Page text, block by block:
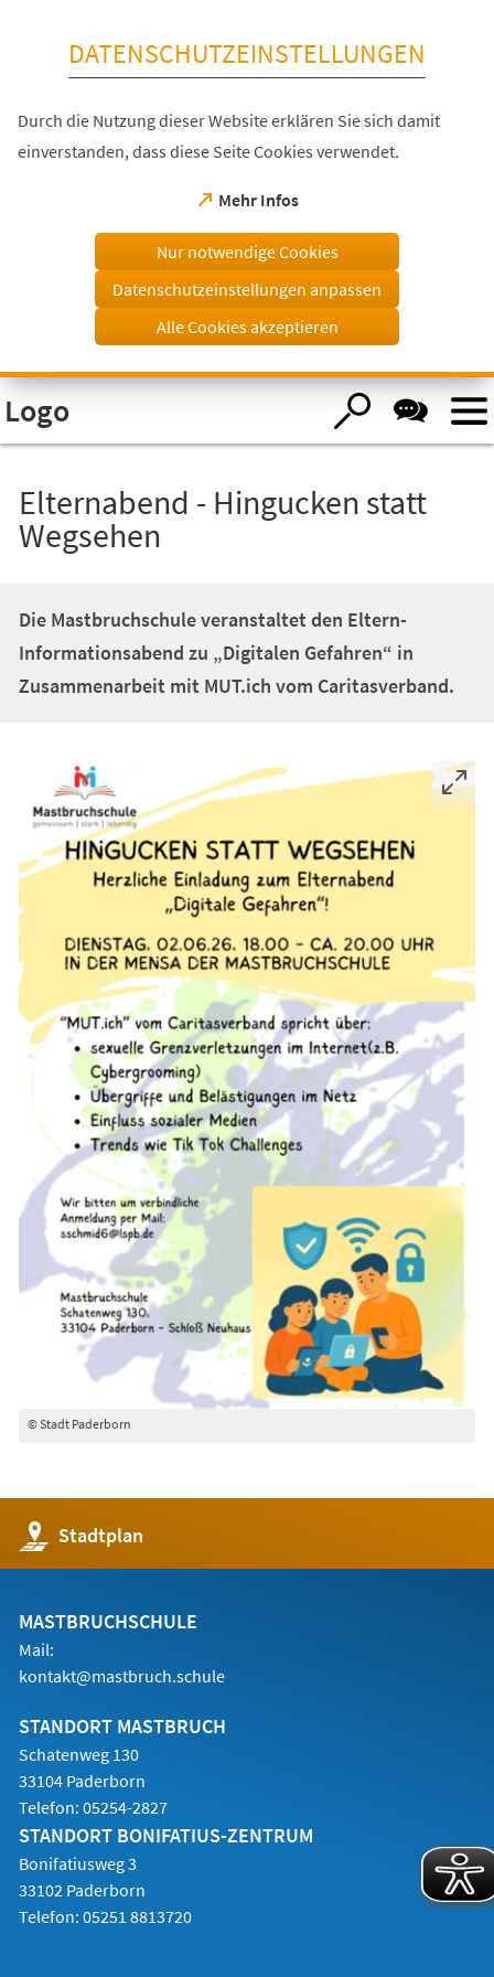
Visuelle
Assistenzsoftware
öffnen.
DATENSCHUTZEINSTELLUNGEN
Durch die Nutzung dieser Website erklären Sie sich damit
einverstanden, dass diese Seite Cookies verwendet.
Mehr Infos
(Öffnet
einem
neuen
Tab)
Nur notwendige Cookies
Datenschutzeinstellungen anpassen
Alle Cookies akzeptieren
Logo
Elternabend - Hingucken statt
Wegsehen
Die Mastbruchschule veranstaltet den Eltern-
Informationsabend zu „Digitalen Gefahren“ in
Zusammenarbeit mit MUT.ich vom Caritasverband.
© Stadt Paderborn
Stadtplan
(Öffnet
in
einem
Tab)
MASTBRUCHSCHULE
Mail:
kontakt@mastbruch.schule
STANDORT MASTBRUCH
Schatenweg 130
33104 Paderborn
Telefon: 05254-2827
STANDORT BONIFATIUS-ZENTRUM
Bonifatiusweg 3
33102 Paderborn
Telefon: 05251 8813720